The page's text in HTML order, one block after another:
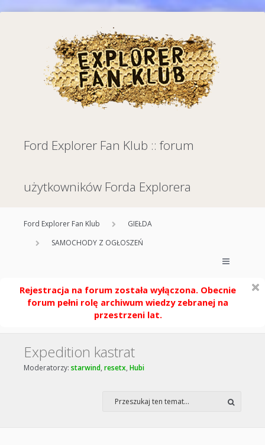
Ford Explorer Fan Klub :: forum
użytkowników Forda Explorera
Ford Explorer Fan Klub
GIEŁDA
SAMOCHODY Z OGŁOSZEŃ
Rejestracja na forum została wyłączona. Obecnie
forum pełni rolę archiwum wiedzy zebranej na
przestrzeni lat.
Expedition kastrat
Moderatorzy: starwind, resetx, Hubi